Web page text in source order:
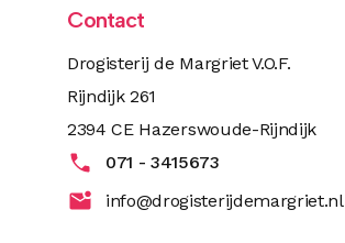
Contact
Drogisterij de Margriet V.O.F.
Rijndijk 261
2394 CE Hazerswoude-Rijndijk
071 - 3415673
info@drogisterijdemargriet.nl